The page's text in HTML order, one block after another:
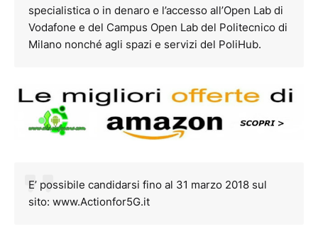
specialistica o in denaro e l’accesso all’Open Lab di
Vodafone e del Campus Open Lab del Politecnico di
Milano nonché agli spazi e servizi del PoliHub.
E’ possibile candidarsi fino al 31 marzo 2018 sul
sito: www.Actionfor5G.it